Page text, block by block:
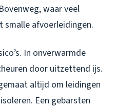
waar veel
smalle afvoerleidingen.
In onverwarmde
door uitzettend ijs.
altijd om leidingen
Een gebarsten